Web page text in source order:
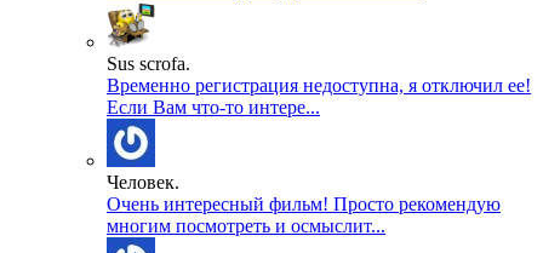
Sus scrofa.
Временно регистрация недоступна, я отключил ее!
Если Вам что-то интере...
Человек.
Очень интересный фильм! Просто рекомендую
многим посмотреть и осмыслит...